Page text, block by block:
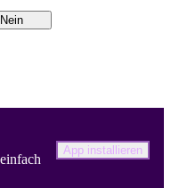
Nein
App installieren